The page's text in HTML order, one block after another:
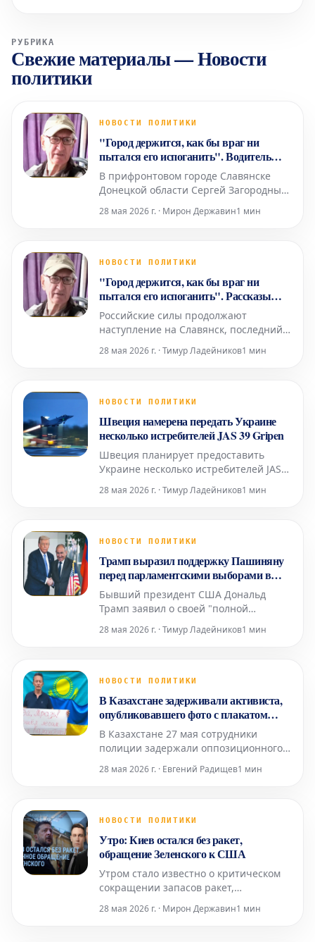
РУБРИКА
Свежие материалы—Новости
политики
НОВОСТИ ПОЛИТИКИ
"Город держится, как бы враг ни
пытался его испоганить". Водитель
маршрутки и его пассажиры в
прифронтовом Славянске
В прифронтовом городе Славянске
Донецкой области Сергей Загородный
такси. С приближением российской
временем. Хотя в некоторые районы
ходит из-за обстрелов, маршрутка С
28 мая 2026 г. · Мирон Державин1 мин
НОВОСТИ ПОЛИТИКИ
"Город держится, как бы враг ни
пытался его испоганить". Рассказы
водителя маршрутки прифронтового
Славянска и его пассажиров
Российские силы продолжают
наступление на Славянск, последний
крупный город Донецкой области
перед границей с Харьковской.
позволяет противнику наносить удары
связи с возросшей угрозой городские
в
28 мая 2026 г. · Тимур Ладейников1 мин
НОВОСТИ ПОЛИТИКИ
Швеция намерена передать Украине
несколько истребителей JAS 39 Gripen
Швеция планирует предоставить
Украине несколько истребителей JAS
39 Gripen модификаций C и D,
производимых компанией Saab.
передачи пока не разглашаются.
данным, должны стартовать
переговоры
28 мая 2026 г. · Тимур Ладейников1 мин
НОВОСТИ ПОЛИТИКИ
Трамп выразил поддержку Пашиняну
перед парламентскими выборами в
Армении
Бывший президент США Дональд
Трамп заявил о своей "полной
поддержке" премьер-министра
Армении Никола Пашиняна в
на своей платформе Truth Social Трамп
"большого друга и лидера",
подчеркнув, что т
28 мая 2026 г. · Тимур Ладейников1 мин
НОВОСТИ ПОЛИТИКИ
В Казахстане задерживали активиста,
опубликовавшего фото с плакатом
"Пошел лесом из Казахстана! Слава
Украине!" в день визита Путина
В Казахстане 27 мая сотрудники
полиции задержали оппозиционного
активиста Марата Жанузакова. Об
этом сообщила его дочь Айман
Facebook, в котором сообщил о своем
Он также отметил, что поли
28 мая 2026 г. · Евгений Радищев1 мин
НОВОСТИ ПОЛИТИКИ
Утро: Киев остался без ракет,
обращение Зеленского к США
Утром стало известно о критическом
сокращении запасов ракет,
продолжающихся атак. В связи с этой
28 мая 2026 г. · Мирон Державин1 мин